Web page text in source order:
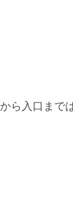
から入口まで